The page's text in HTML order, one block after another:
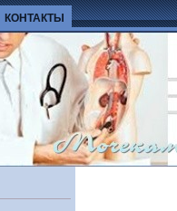
КОНТАКТЫ